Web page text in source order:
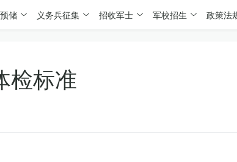
储 义务兵征集 招收军士 军校招生 政策法
检标准